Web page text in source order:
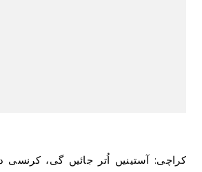
کراچی: آستینیں اُتر جائیں گی، کرنسی درست ہو جائے گی،